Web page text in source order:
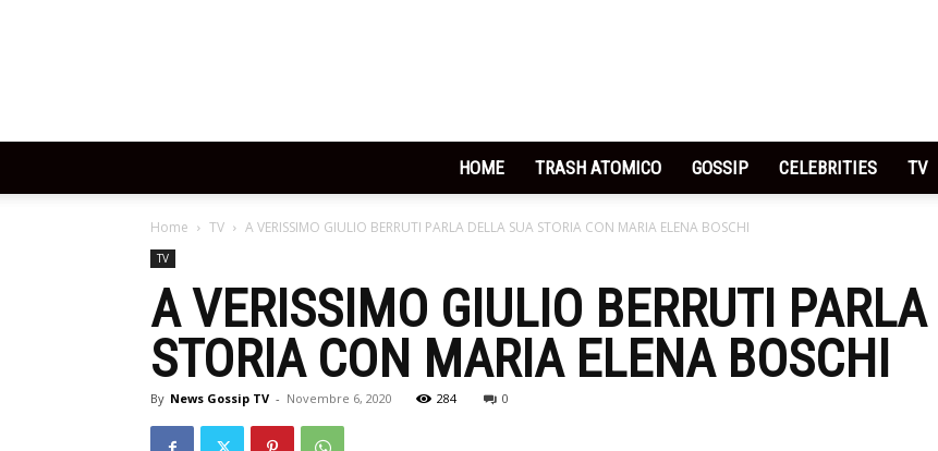
News
HOME TRASH ATOMICO GOSSIP CELEBRITIES TV
Home TV A VERISSIMO GIULIO BERRUTI PARLA DELLA SUA STORIA CON MARIA ELENA BOSCHI
TV
A VERISSIMO GIULIO BERRUTI
STORIA CON MARIA ELENA BOSCHI
By News Gossip TV - Novembre 6, 2020 284 0